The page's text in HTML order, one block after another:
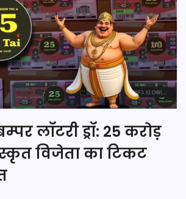
लॉटरी ड्रॉ: 25 करोड़
विजेता का टिकट